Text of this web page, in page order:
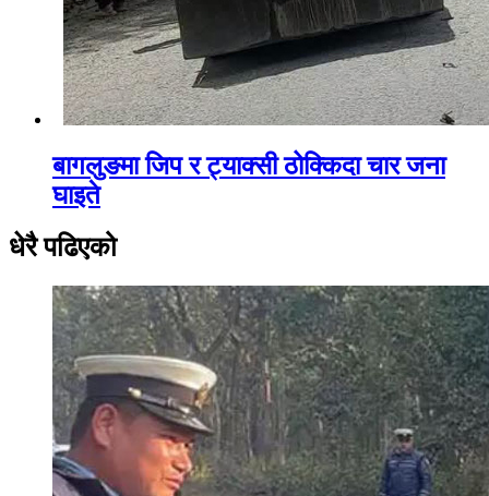
बागलुङमा जिप र ट्याक्सी ठोक्किदा चार जना
घाइते
धेरै पढिएको